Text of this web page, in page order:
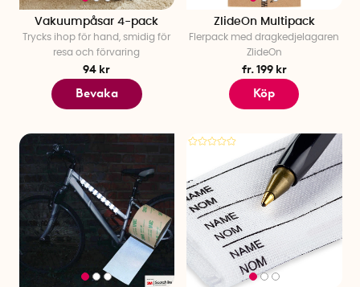
Vakuumpåsar 4-pack
Trycks ihop för hand, smidig för
resa och förvaring
94 kr
Bevaka
ZlideOn Multipack
Flerpack med dragkedjelagaren
ZlideOn
fr. 199 kr
Köp